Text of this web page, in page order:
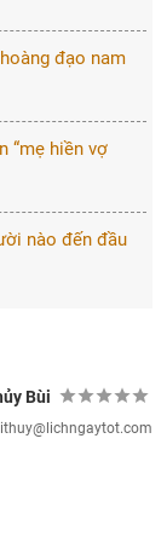
đạo nam
“mẹ hiền vợ
nào đến đầu
Bùi